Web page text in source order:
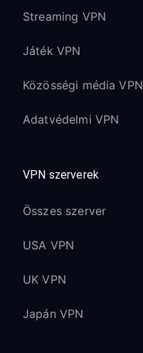
Streaming VPN
Játék VPN
Közösségi média VPN
Adatvédelmi VPN
VPN szerverek
Összes szerver
USA VPN
UK VPN
Japán VPN